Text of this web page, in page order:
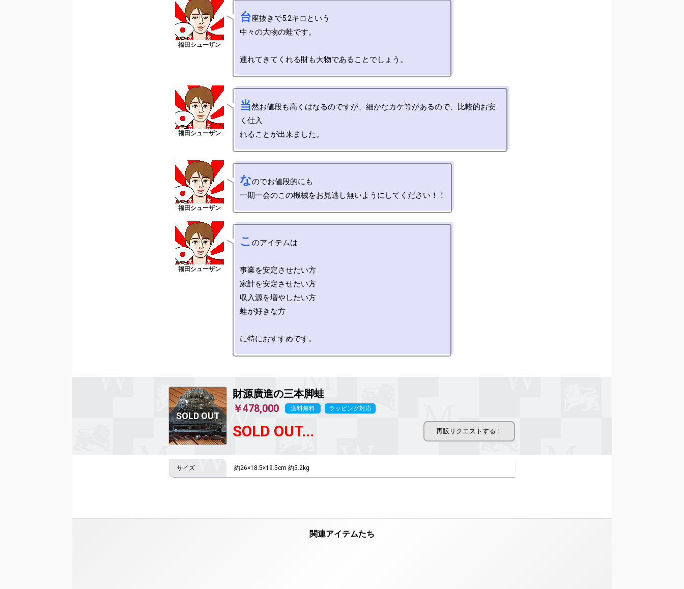
台座抜きで5.2キロという
中々の大物の蛙です。
当然お値段も高くはなるのですが、細かなカケ等があるので、比較的お安
く仕入
なのでお値段的にも
こ のアイテムは
事業を安定させたい方
家計を安定させたい方
収入源を増やしたい方
蛙が好きな方
財源廣進の三本脚蛙
￥478,000
送料無料 ラッピング対応
SOLD OUT...
約26×18.5×19.5cm 約5.2kg